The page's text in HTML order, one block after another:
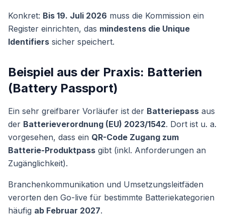
Konkret: Bis 19. Juli 2026 muss die Kommission ein
Register einrichten, das mindestens die Unique
Identifiers sicher speichert.
Beispiel aus der Praxis: Batterien
(Battery Passport)
Ein sehr greifbarer Vorläufer ist der Batteriepass aus
der Batterieverordnung (EU) 2023/1542. Dort ist u. a.
vorgesehen, dass ein QR-Code Zugang zum
Batterie-Produktpass gibt (inkl. Anforderungen an
Zugänglichkeit).
Branchenkommunikation und Umsetzungsleitfäden
verorten den Go-live für bestimmte Batteriekategorien
häufig ab Februar 2027.